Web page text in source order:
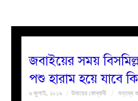
নারীদের
জবাইয়ের সময়
পশু হারাম হয়ে যাবে
৬ জুলাই, ২০১৯ উমায়ের কোব্বাদী মন্তব্য